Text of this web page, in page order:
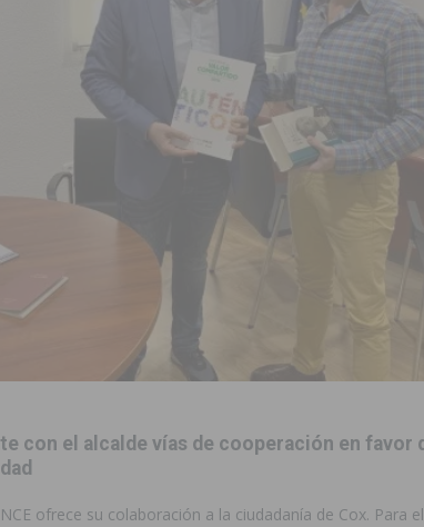
la CV-95, clave para Torrevieja
TORREVIEJA
Fiestas 2026
COMARCA
BIGASTRO
de Ciudad Quesada 2026
de un quinto piso en Callosa de Segura
de emoción, tradición y celebración
y consolida a Dolores como referente ganadero de la CV
con el alcalde vías de cooperación en favor
ofrece su colaboración a la ciudadanía de Cox. Para